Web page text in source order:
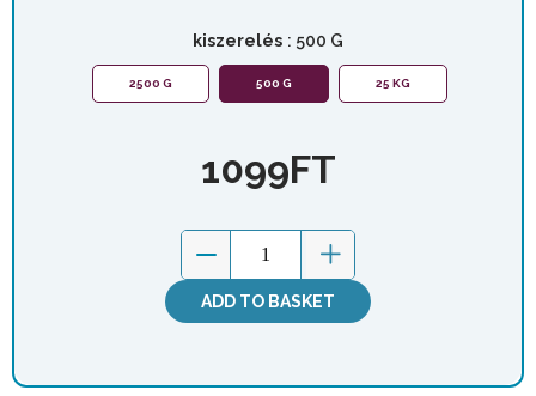
kiszerelés : 500 G
2500 G 500 G 25 KG
1099FT
ADD TO BASKET